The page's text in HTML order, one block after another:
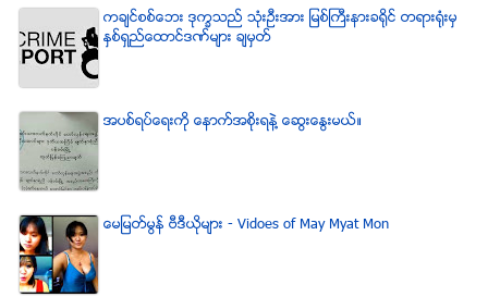
ကခ်င္စစ္ေဘး ဒုကၡသည္ သံုးဦးအား ျမစ္ႀကီးနားခရိုင္ တရားရံုးမွ
ႏွစ္ရွည္ေထာင္ဒဏ္မ်ား ခ်မွတ္
အပစ္ရပ္ေရးကို ေနာက္အစိုးရနဲ႔ ေဆြးေႏြးမယ္။
ေမျမတ္မြန္ ဗီဒီယုိမ်ား - Vidoes of May Myat Mon